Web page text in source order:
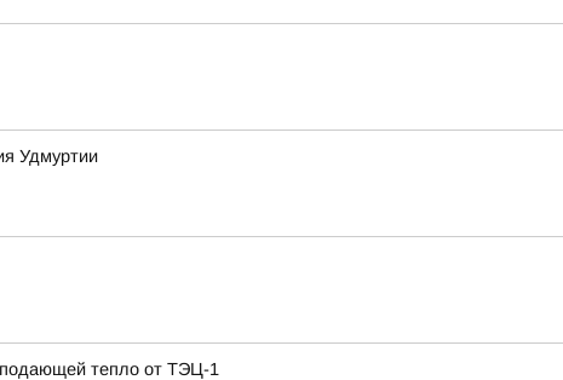
Удмуртии
подающей тепло от ТЭЦ-1